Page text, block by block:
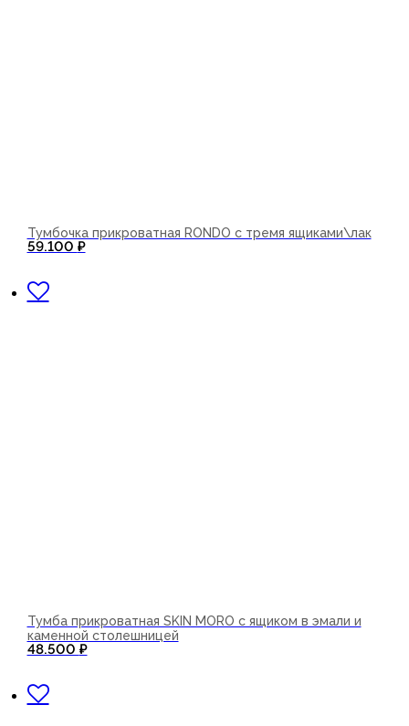
Тумбочка прикроватная RONDO с тремя ящиками\лак
59.100 ₽
Тумба прикроватная SKIN MORO с ящиком в эмали и
каменной столешницей
48.500 ₽